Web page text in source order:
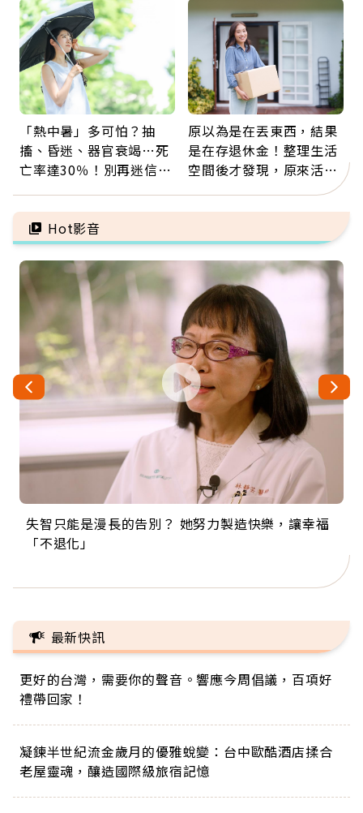
自由
「熱中暑」多可怕？抽
搐、昏迷、器官衰竭…死
亡率達30％！別再迷信
5招才能真救命
原以為是在丟東西，結果
是在存退休金！整理生活
空間後才發現，原來活得
Hot影音
失智只能是漫長的告別？ 她努力製造快樂，讓幸福
「不退化」
來自剛果的巧克力神父 為台灣奉獻36年 「台灣是我
的家，我連作夢都講台語！」
63歲卸矽谷副總、搬回台灣找快樂！「蛋黃哥小
丑」走進安養院，逗樂上萬爺奶：退休後才開始真
104歲打破金氏世界紀錄 成為全球最年長羽球選
手，分享長壽的秘密原來是「這個」
事業巔峰他選擇追夢…黑手阿伯拉小提琴還登上小
巨蛋！連CNN都大讚！
最新快訊
更好的台灣，需要你的聲音。響應今周倡議，百項好
禮帶回家！
凝鍊半世紀流金歲月的優雅蛻變：台中歐酷酒店揉合
老屋靈魂，釀造國際級旅宿記憶